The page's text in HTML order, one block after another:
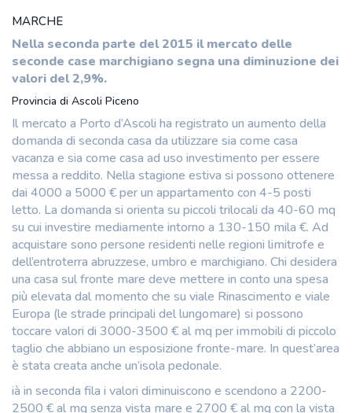
MARCHE
Nella seconda parte del 2015 il mercato delle
seconde case marchigiano segna una diminuzione dei
valori del 2,9%.
Provincia di Ascoli Piceno
Il mercato a Porto d’Ascoli ha registrato un aumento della
domanda di seconda casa da utilizzare sia come casa
vacanza e sia come casa ad uso investimento per essere
messa a reddito. Nella stagione estiva si possono ottenere
dai 4000 a 5000 € per un appartamento con 4-5 posti
letto. La domanda si orienta su piccoli trilocali da 40-60 mq
su cui investire mediamente intorno a 130-150 mila €. Ad
acquistare sono persone residenti nelle regioni limitrofe e
dell’entroterra abruzzese, umbro e marchigiano. Chi desidera
una casa sul fronte mare deve mettere in conto una spesa
più elevata dal momento che su viale Rinascimento e viale
Europa (le strade principali del lungomare) si possono
toccare valori di 3000-3500 € al mq per immobili di piccolo
taglio che abbiano un esposizione fronte-mare. In quest’area
è stata creata anche un’isola pedonale.
ià in seconda fila i valori diminuiscono e scendono a 2200-
2500 € al mq senza vista mare e 2700 € al mq con la vista